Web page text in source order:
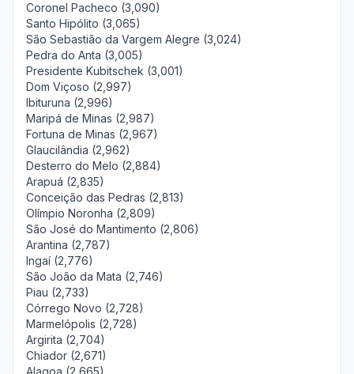
Coronel Pacheco (3,090)
Santo Hipólito (3,065)
São Sebastião da Vargem Alegre (3,024)
Pedra do Anta (3,005)
Presidente Kubitschek (3,001)
Dom Viçoso (2,997)
Ibituruna (2,996)
Maripá de Minas (2,987)
Fortuna de Minas (2,967)
Glaucilândia (2,962)
Desterro do Melo (2,884)
Arapuá (2,835)
Conceição das Pedras (2,813)
Olímpio Noronha (2,809)
São José do Mantimento (2,806)
Arantina (2,787)
Ingaí (2,776)
São João da Mata (2,746)
Piau (2,733)
Córrego Novo (2,728)
Marmelópolis (2,728)
Argirita (2,704)
Chiador (2,671)
Alagoa (2,665)